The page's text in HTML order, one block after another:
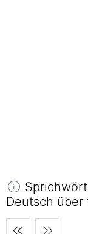
Deutsch über